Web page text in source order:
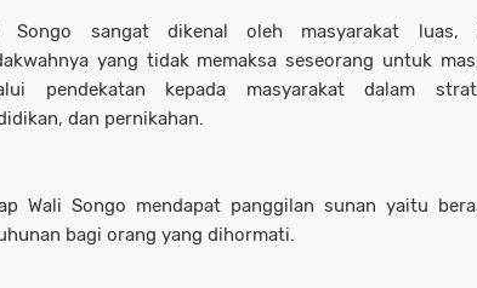
Songo sangat dikenal oleh masyarakat luas,
yang tidak memaksa seseorang untuk
pendekatan kepada masyarakat dalam
dan pernikahan.
Wali Songo mendapat panggilan sunan yaitu
bagi orang yang dihormati.